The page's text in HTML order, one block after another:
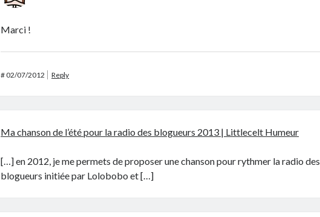
Marci !
#02/07/2012 Reply
Ma chanson de l’été pour la radio des blogueurs 2013 | Littlecelt Humeur
[…] en 2012, je me permets de proposer une chanson pour rythmer la radio des
blogueurs initiée par Lolobobo et […]